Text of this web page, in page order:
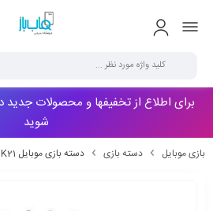
برای اطلاع از تخفیفها و محصولات جدید
شوید
بازی موبایل دسته بازی دسته بازی موبایل K21